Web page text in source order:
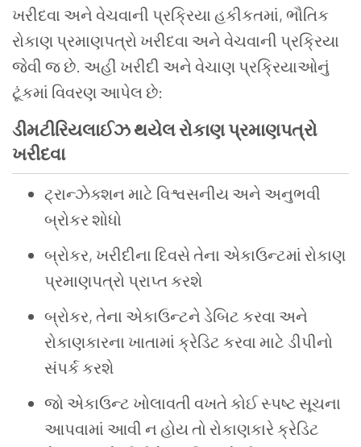
ખરીદવા અને વેચવાની પ્રક્રિયા હકીકતમાં, ભૌતિક
રોકાણ પ્રમાણપત્રો ખરીદવા અને વેચવાની પ્રક્રિયા
જેવી જ છે. અહીં ખરીદી અને વેચાણ પ્રક્રિયાઓનું
ટૂંકમાં વિવરણ આપેલ છે:
ડીમટીરિયલાઈઝ થયેલ રોકાણ પ્રમાણપત્રો
ખરીદવા
ટ્રાન્ઝેક્શન માટે વિશ્વસનીય અને અનુભવી
બ્રોકર શોધો
બ્રોકર, ખરીદીના દિવસે તેના એકાઉન્ટમાં રોકાણ
પ્રમાણપત્રો પ્રાપ્ત કરશે
બ્રોકર, તેના એકાઉન્ટને ડેબિટ કરવા અને
રોકાણકારના ખાતામાં ક્રેડિટ કરવા માટે ડીપીનો
સંપર્ક કરશે
જો એકાઉન્ટ ખોલાવતી વખતે કોઈ સ્પષ્ટ સૂચના
આપવામાં આવી ન હોય તો રોકાણકારે ક્રેડિટ